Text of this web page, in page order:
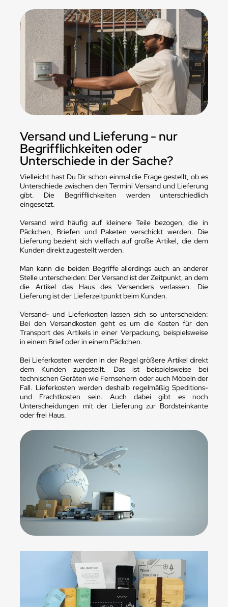
Versand und Lieferung - nur
Begrifflichkeiten oder
Unterschiede in der Sache?
Vielleicht hast Du Dir schon einmal die Frage gestellt, ob es
Unterschiede zwischen den Termini Versand und Lieferung
gibt. Die Begrifflichkeiten werden unterschiedlich
eingesetzt.
Versand wird häufig auf kleinere Teile bezogen, die in
Päckchen, Briefen und Paketen verschickt werden. Die
Lieferung bezieht sich vielfach auf große Artikel, die dem
Kunden direkt zugestellt werden.
Man kann die beiden Begriffe allerdings auch an anderer
Stelle unterscheiden: Der Versand ist der Zeitpunkt, an dem
die Artikel das Haus des Versenders verlassen. Die
Lieferung ist der Lieferzeitpunkt beim Kunden.
Versand- und Lieferkosten lassen sich so unterscheiden:
Bei den Versandkosten geht es um die Kosten für den
Transport des Artikels in einer Verpackung, beispielsweise
in einem Brief oder in einem Päckchen.
Bei Lieferkosten werden in der Regel größere Artikel direkt
dem Kunden zugestellt. Das ist beispielsweise bei
technischen Geräten wie Fernsehern oder auch Möbeln der
Fall. Lieferkosten werden deshalb regelmäßig Speditions-
und Frachtkosten sein. Auch dabei gibt es noch
Unterscheidungen mit der Lieferung zur Bordsteinkante
oder frei Haus.